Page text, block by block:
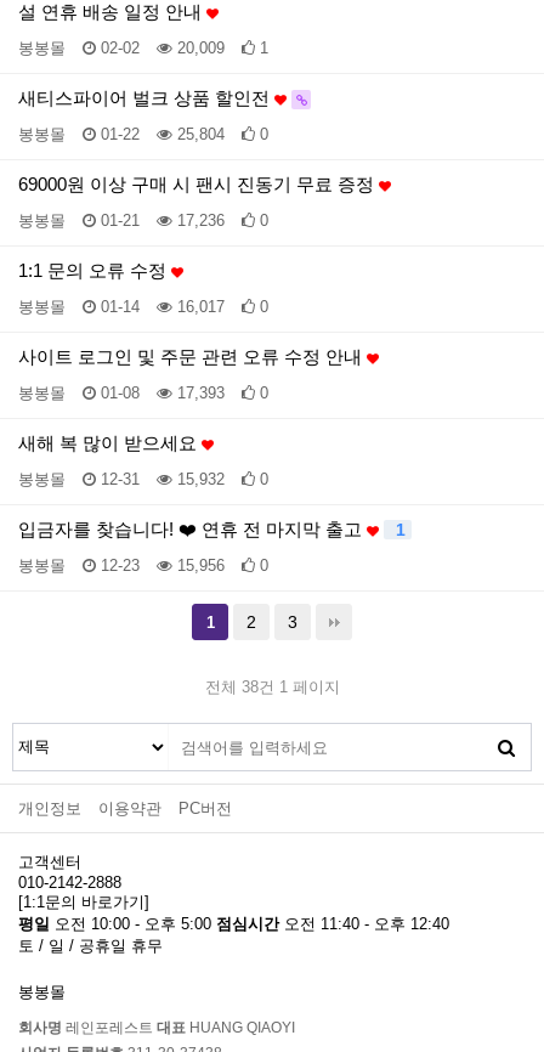
설 연휴 배송 일정 안내
봉봉몰 02-02 20,009 1
새티스파이어 벌크 상품 할인전
봉봉몰 01-22 25,804 0
69000원 이상 구매 시 팬시 진동기 무료 증정
봉봉몰 01-21 17,236 0
1:1 문의 오류 수정
봉봉몰 01-14 16,017 0
사이트 로그인 및 주문 관련 오류 수정 안내
봉봉몰 01-08 17,393 0
새해 복 많이 받으세요
봉봉몰 12-31 15,932 0
입금자를 찾습니다! ❤️ 연휴 전 마지막 출고 1
봉봉몰 12-23 15,956 0
1 2 3
전체 38건 1 페이지
개인정보 이용약관 PC버전
고객센터
010-2142-2888
[1:1문의 바로가기]
평일 오전 10:00 - 오후 5:00 점심시간오전 11:40 - 오후 12:40
토 / 일 / 공휴일 휴무
봉봉몰
회사명 레인포레스트 대표 HUANG QIAOYI